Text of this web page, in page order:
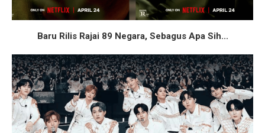
Baru Rilis Rajai 89 Negara, Sebagus Apa Sih...